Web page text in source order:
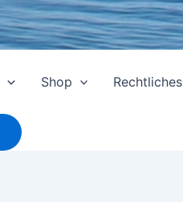
Shop Rechtliches